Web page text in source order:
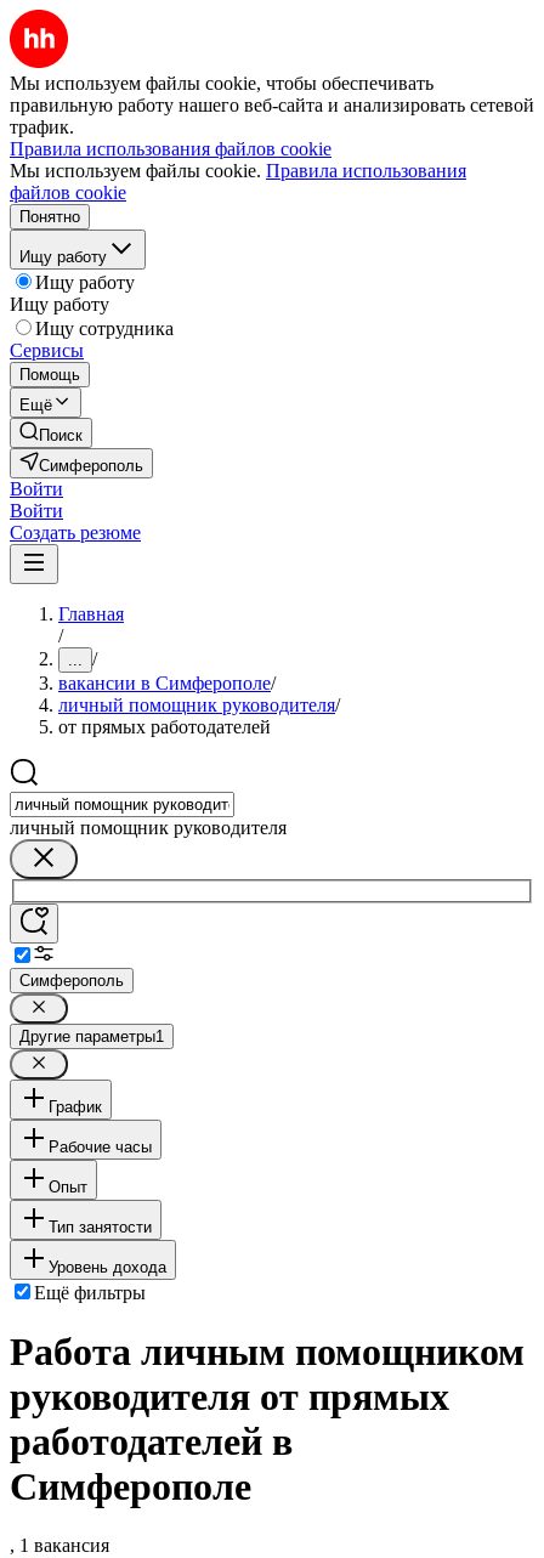
Мы используем файлы cookie, чтобы обеспечивать
правильную работу нашего веб-сайта и анализировать сетевой
трафик.
Правила использования файлов cookie
Мы используем файлы cookie. Правила использования
файлов cookie
Понятно
Ищу работу
Ищу работу
Ищу работу
Ищу сотрудника
Сервисы
Помощь
Ещё
Поиск
Симферополь
Войти
Войти
Создать резюме
Главная
/
... /
вакансии в Симферополе/
личный помощник руководителя/
от прямых работодателей
личный помощник руководителя
Симферополь
Другие параметры1
График
Рабочие часы
Опыт
Тип занятости
Уровень дохода
Ещё фильтры
Работа личным помощником
руководителя от прямых
работодателей в
Симферополе
, 1 вакансия